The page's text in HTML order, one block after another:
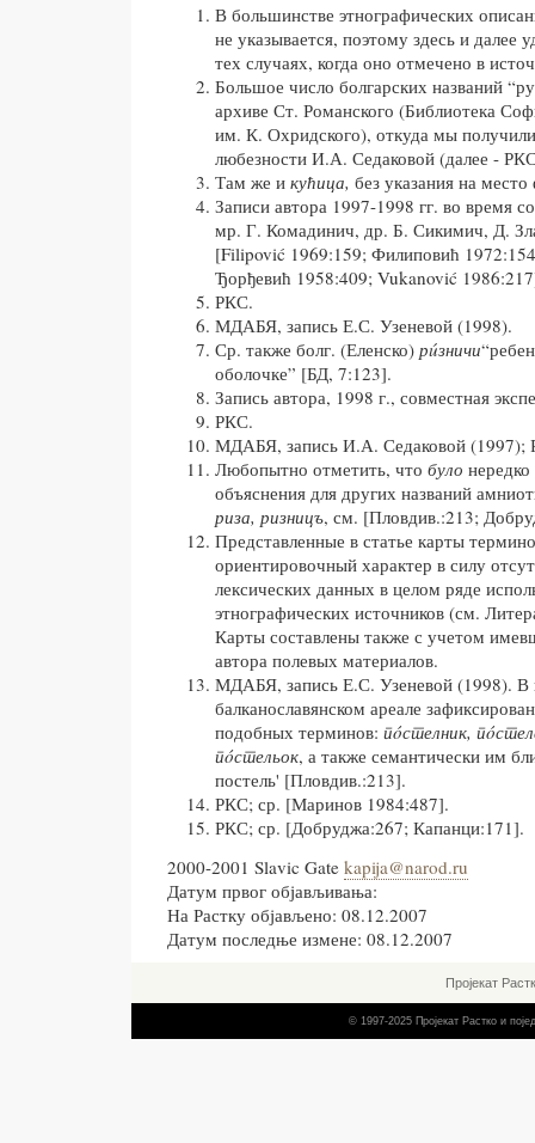
В большинстве этнографических
не указывается, поэтому здесь и далее
тех случаях, когда оно отмечено в
Большое число болгарских названий
архиве Ст. Романского (Библиотека
им. К. Охридского), откуда мы
любезности И.А. Седаковой (далее -
Там же и кућица, без указания на
Записи автора 1997-1998 гг. во время
мр. Г. Комадинич, др. Б. Сикимич, Д.
[Filipović 1969:159; Филиповић
Ђорђевић 1958:409; Vukanović
РКС.
МДАБЯ, запись Е.С. Узеневой (1998).
Ср. также болг. (Еленско) рúзничи
оболочке” [БД, 7:123].
Запись автора, 1998 г., совместная
РКС.
МДАБЯ, запись И.А. Седаковой (1997);
Любопытно отметить, что було нередко
объяснения для других названий
риза, ризницъ, см. [Пловдив.:213;
Представленные в статье карты
ориентировочный характер в силу
лексических данных в целом ряде
этнографических источников (см.
Карты составлены также с учетом
автора полевых материалов.
МДАБЯ, запись Е.С. Узеневой (1998). В
балканославянском ареале
подобных терминов: пóстелник,
пóстельок, а также семантически им
постель' [Пловдив.:213].
РКС; ср. [Маринов 1984:487].
РКС; ср. [Добруджа:267; Капанци:171].
2000-2001 Slavic Gate kapija@narod.ru
Датум првог објављивања:
На Растку објављено: 08.12.2007
Датум последње измене: 08.12.2007
Пројекат
© 1997-2025 Пројекат Растко и